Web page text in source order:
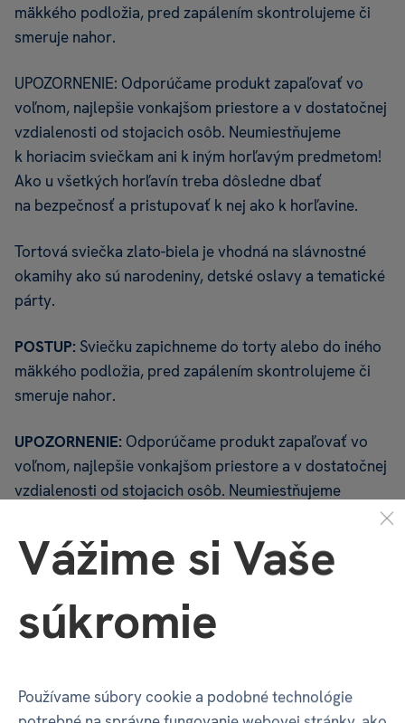
mäkkého podložia, pred zapálením skontrolujeme či
smeruje nahor.
UPOZORNENIE: Odporúčame produkt zapaľovať vo
voľnom, najlepšie vonkajšom priestore a v dostatočnej
vzdialenosti od stojacich osôb. Neumiestňujeme
k horiacim sviečkam ani k iným horľavým predmetom!
Ako u všetkých horľavín treba dôsledne dbať
na bezpečnosť a pristupovať k nej ako k horľavine.
Tortová sviečka zlato-biela je vhodná na slávnostné
okamihy ako sú narodeniny, detské oslavy a tematické
párty.
POSTUP: Sviečku zapichneme do torty alebo do iného
mäkkého podložia, pred zapálením skontrolujeme či
smeruje nahor.
UPOZORNENIE: Odporúčame produkt zapaľovať vo
voľnom, najlepšie vonkajšom priestore a v dostatočnej
vzdialenosti od stojacich osôb. Neumiestňujeme
k horiacim sviečkam ani k iným horľavým predmetom!
Ako u všetkých horľavín treba dôsledne dbať
na bezpečnosť a pristupovať k nej ako k horľavine.
TORTOVÉ SVIEČKY
ALBI
TORTOVÉ SVIEČKY ZLATO/BIELE ČÍSLA
Vlastnosti
Vážime si Vaše
súkromie
Používame súbory cookie a podobné technológie